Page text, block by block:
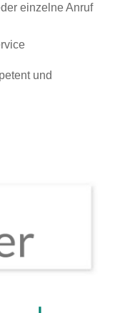
einzelne Anruf
und